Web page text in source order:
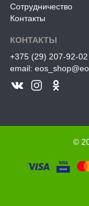
Сотрудничество
Контакты
КОНТАКТЫ
+375 (29) 207-92-02
email:
©